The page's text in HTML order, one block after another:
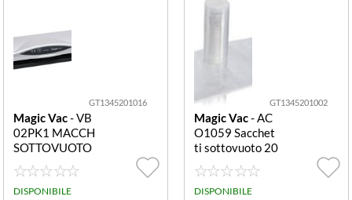
GT1345201016
Magic Vac- VB
02PK1 MACCH
SOTTOVUOTO
FUTURA BARR
A SIGILLANTE
30 CM
DISPONIBILE
GT1345201002
Magic Vac- AC
O1059 Sacchet
ti sottovuoto 20
x30 cm 50 pz
DISPONIBILE